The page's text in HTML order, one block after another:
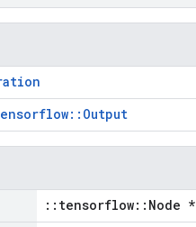
::tensorflow::Node *